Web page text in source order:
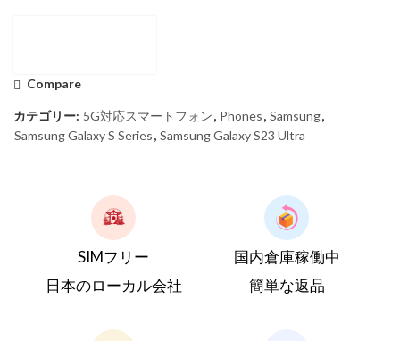
Compare
カテゴリー: 5G対応スマートフォン, Phones, Samsung,
Samsung Galaxy S Series, Samsung Galaxy S23 Ultra
SIMフリー
日本のローカル会社
国内倉庫稼働中
簡単な返品